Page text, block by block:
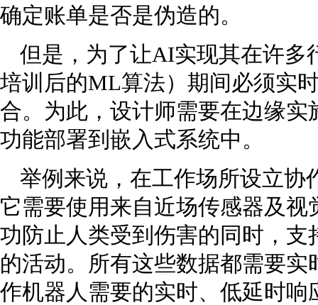
确定账单是否是伪造的。
但是，为了让AI实现其在许多
培训后的ML算法）期间必须实
合。为此，设计师需要在边缘
功能部署到嵌入式系统中。
举例来说，在工作场所设立协
它需要使用来自近场传感器及
功防止人类受到伤害的同时，
的活动。所有这些数据都需要
作机器人需要的实时、低延时